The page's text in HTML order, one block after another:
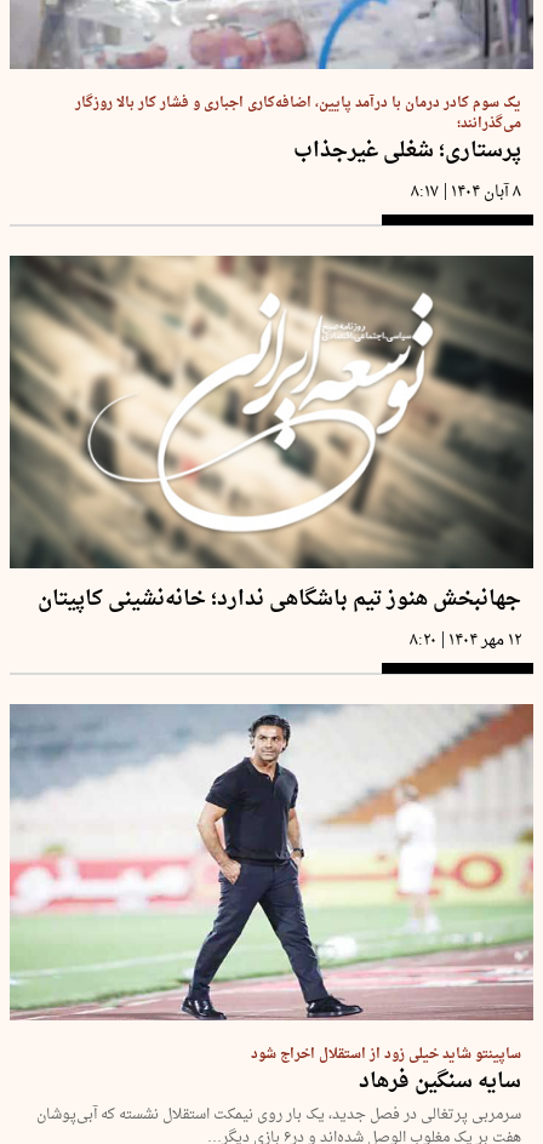
یک سوم کادر درمان با درآمد پایین، اضافه‌کاری اجباری و فشار کار بالا روزگار
می‌گذرانند؛
پرستاری؛ شغلی غیرجذاب
۸ آبان ۱۴۰۴ | ۸:۱۷
جهانبخش هنوز تیم باشگاهی ندارد؛ خانه‌نشینی کاپیتان
۱۲ مهر ۱۴۰۴ | ۸:۲۰
ساپینتو شاید خیلی زود از استقلال اخراج شود
سایه سنگین فرهاد
سرمربی پرتغالی در فصل جدید، یک‌ بار روی نیمکت استقلال نشسته که آبی‌پوشان
هفت بر یک مغلوب الوصل شده‌اند و در۶ بازی دیگر…